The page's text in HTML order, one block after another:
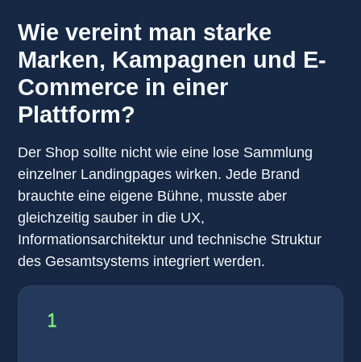
Wie vereint man starke
Marken, Kampagnen und E-
Commerce in einer
Plattform?
Der Shop sollte nicht wie eine lose Sammlung
einzelner Landingpages wirken. Jede Brand
brauchte eine eigene Bühne, musste aber
gleichzeitig sauber in die UX,
Informationsarchitektur und technische Struktur
des Gesamtsystems integriert werden.